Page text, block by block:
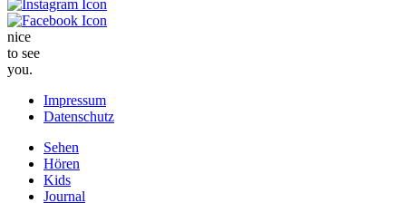
nice
to see
you.
Impressum
Datenschutz
Sehen
Hören
Kids
Journal